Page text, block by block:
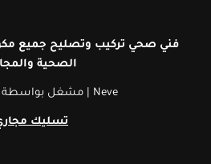
فني صحي تركيب وتصليح جميع
الصحية
Neve | مشغل بواسطة
تسليك